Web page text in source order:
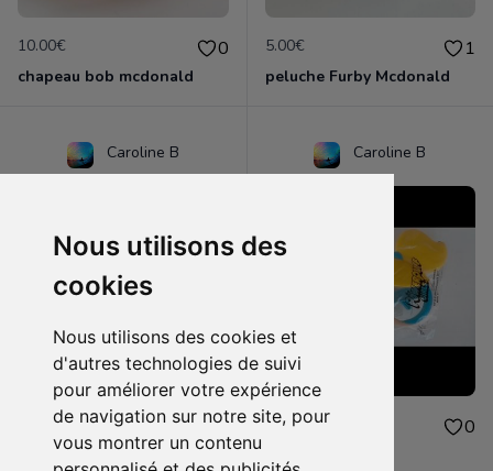
Nous utilisons des
cookies
Nous utilisons des cookies et
d'autres technologies de suivi
pour améliorer votre expérience
de navigation sur notre site, pour
vous montrer un contenu
10.00€ 0
chapeau bob mcdonald
5.00€ 1
peluche Furby Mcdonald
Caroline B
4.00€ 0
peluche mcdonald
Caroline B
4.00€ 0